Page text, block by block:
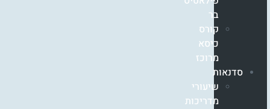
בר
קורס
כיסא
מרוכז
סדנאות
שיעורי
מדריכות